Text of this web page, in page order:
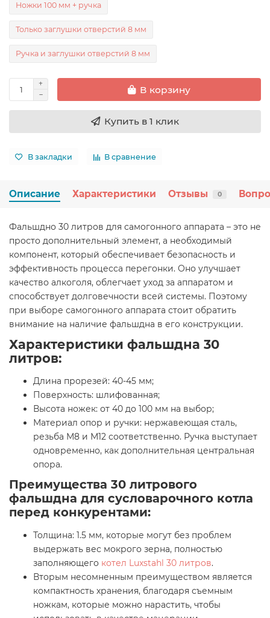
Ножки 100 мм + ручка
Только заглушки отверстий 8 мм
Ручка и заглушки отверстий 8 мм
В корзину
Купить в 1 клик
В закладки В сравнение
Описание Характеристики Отзывы 0
Фальшдно 30 литров для самогонного аппарата – это не
просто дополнительный элемент, а необходимый
компонент, который обеспечивает безопасность и
эффективность процесса перегонки. Оно улучшает
качество алкоголя, облегчает уход за аппаратом и
способствует долговечности всей системы. Поэтому
при выборе самогонного аппарата стоит обратить
внимание на наличие фальшдна в его конструкции.
Характеристики фальшдна 30
литров:
Длина прорезей: 40-45 мм;
Поверхность: шлифованная;
Высота ножек: от 40 до 100 мм на выбор;
Материал опор и ручки: нержавеющая сталь,
резьба М8 и М12 соответственно. Ручка выступает
одновременно, как дополнительная центральная
опора.
Преимущества 30 литрового
фальшдна для сусловарочного котла
перед конкурентами:
Толщина: 1.5 мм, которые могут без проблем
выдержать вес мокрого зерна, полностью
заполняющего котел Luxstahl 30 литров.
Вторым несомненным преимуществом является
компактность хранения, благодаря съемным
ножкам, которые можно нарастить, чтобы